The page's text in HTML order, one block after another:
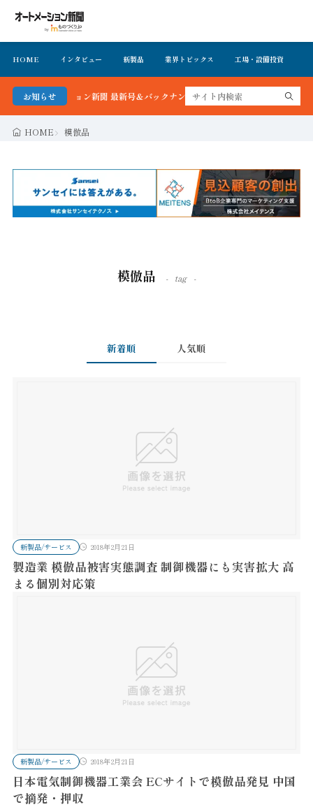
HOME インタビュー 新製品 業界トピックス 工場・設備投資
お知らせ
ートメーション新聞 最新号＆バックナンバーを無料で公開中 詳細はこちら
HOME 模倣品
模倣品 tag
新着順 人気順
新製品/サービス 2018年2月21日
製造業 模倣品被害実態調査 制御機器にも実害拡大 高
まる個別対応策
新製品/サービス 2018年2月21日
日本電気制御機器工業会 ECサイトで模倣品発見 中国
で摘発・押収